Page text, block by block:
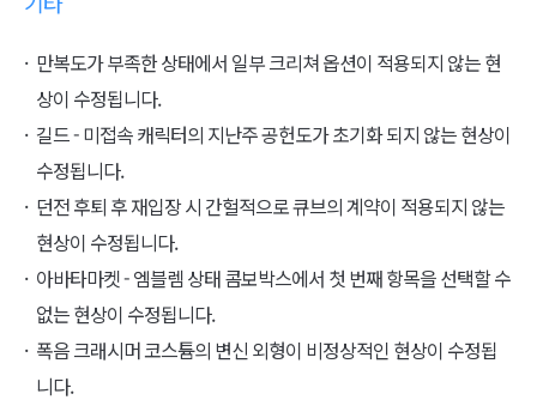
만복도가 부족한 상태에서 일부 크리쳐 옵션이 적용되지 않는 현
상이 수정됩니다.
길드 - 미접속 캐릭터의 지난주 공헌도가 초기화 되지 않는 현상이
수정됩니다.
던전 후퇴 후 재입장 시 간헐적으로 큐브의 계약이 적용되지 않는
현상이 수정됩니다.
아바타마켓 - 엠블렘 상태 콤보박스에서 첫 번째 항목을 선택할 수
없는 현상이 수정됩니다.
폭음 크래시머 코스튬의 변신 외형이 비정상적인 현상이 수정됩
니다.